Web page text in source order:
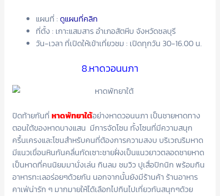
แผนที่ : ดูแผนที่คลิก
ที่ตั้ง : เกาะแสมสาร อำเภอสัตหีบ จังหวัดชลบุรี
วัน-เวลา ที่เปิดให้เข้าเที่ยวชม : เปิดทุกวัน 30-16.00 น.
8.หาดวอนนภา
ปิดท้ายกันที่ หาดพัทยาใต้อย่างหาดวอนนภา เป็นชายหาดทาง
ตอนใต้ของหาดบางแสน มีการจัดโซน ทั้งโซนที่มีความสนุก
ครื้นเครงและโซนสำหรับคนที่ต้องการความสงบ บริเวณริมหาด
มีแนวเขื่อนหินกันคลื่นกัดเซาะชายฝั่งเป็นแนวยาวตลอดชายหาด
เป็นหาดที่คนนิยมมานั่งเล่น กินลม ชมวิว ปูเสื่อปิกนิก พร้อมกิน
อาหารทะเลอร่อยๆด้วยกัน นอกจากนั้นยังมีร้านค้า ร้านอาหาร
คาเฟ่น่ารัก ๆ มากมายให้ได้เลือกไปกินไปเที่ยวกันสนุกๆด้วย